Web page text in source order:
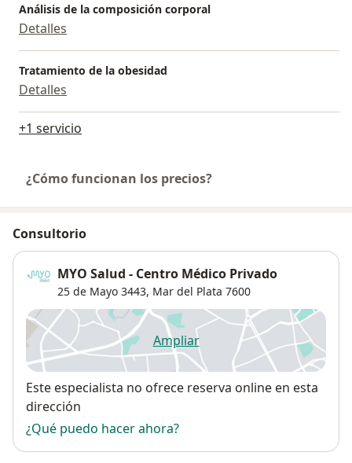
Análisis de la composición corporal
Detalles
Tratamiento de la obesidad
Detalles
+1 servicio
¿Cómo funcionan los precios?
Consultorio
MYO Salud - Centro Médico Privado
25 de Mayo 3443, Mar del Plata 7600
Ampliarse abre en una nueva
Disponibilidad
Este especialista no ofrece reserva online en esta
dirección
¿Qué puedo hacer ahora?